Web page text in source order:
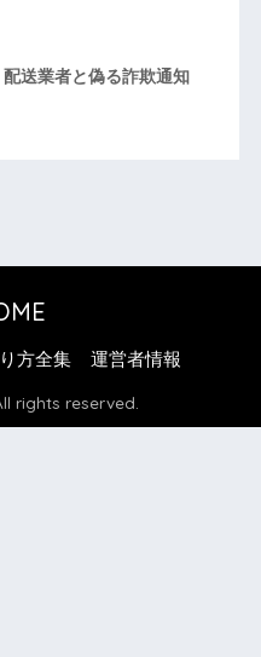
送業者と偽る詐欺通知
方全集 運営者情報
rights reserved.